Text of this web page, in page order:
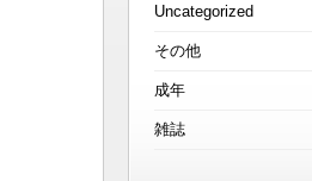
Uncategorized
その他
成年
雑誌